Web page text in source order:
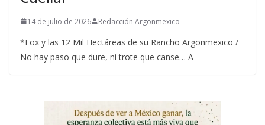
14 de julio de 2026 Redacción Argonmexico
*Fox y las 12 Mil Hectáreas de su Rancho Argonmexico /
No hay paso que dure, ni trote que canse… A